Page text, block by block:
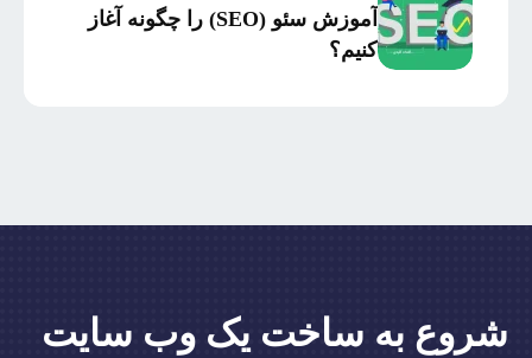
سرمایه‌گذاری
آموزش سئو (SEO) را چگونه آغاز
کنیم؟
شروع به ساخت یک وب سایت